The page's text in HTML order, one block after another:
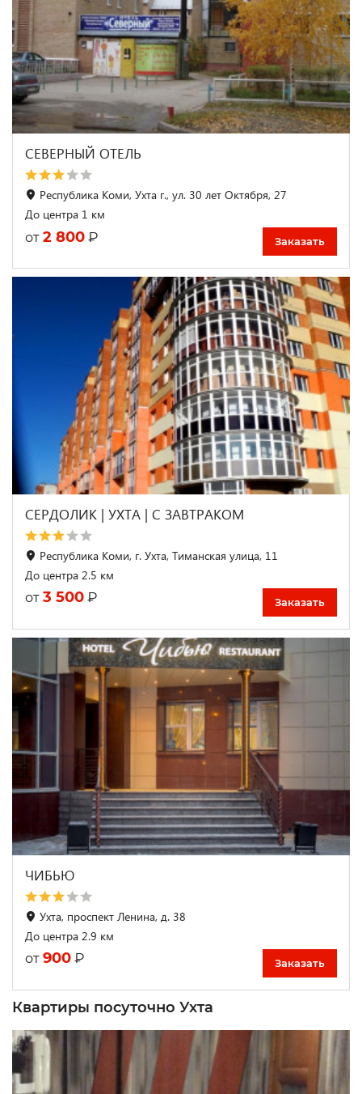
СЕВЕРНЫЙ ОТЕЛЬ
Республика Коми, Ухта г., ул. 30 лет Октября, 27
До центра 1 км
от 2 800 ₽ Заказать
СЕРДОЛИК | УХТА | С ЗАВТРАКОМ
Республика Коми, г. Ухта, Тиманская улица, 11
До центра 2.5 км
от 3 500 ₽ Заказать
ЧИБЬЮ
Ухта, проспект Ленина, д. 38
До центра 2.9 км
от 900 ₽ Заказать
Квартиры посуточно Ухта